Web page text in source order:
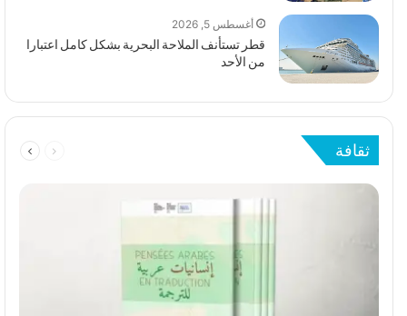
أغسطس 5, 2026
قطر تستأنف الملاحة البحرية بشكل كامل اعتبارا
من الأحد
ثقافة الصفحةالصفحة